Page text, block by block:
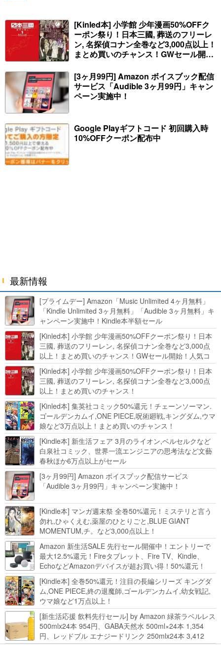
[Kinled本] 小学館 少年漫画50%OFFク
ーポン祭り！日本三國, 葬送のフリーレ
ン, 名探偵コナン全巻など3,000点以上！
まとめ買いのチャンス！GWセール開
関連本がセールに！
[3ヶ月99円] Amazon ボイスブック配信
サービス「Audible 3ヶ月99円」キャン
ペーン実施中！
Google Playギフトコード 初回購入時
10%OFFクーポン配布中
最新情報
[プライムデー] Amazon「Music Unlimited 4ヶ月無料」
「Kindle Unlimited 3ヶ月無料」「Audible 3ヶ月無料」キ
ャンペーン実施中！Kindle本半額セール
HUNTER×HUNTERなど集英社、無職転生,幼女戦記など
KADOKAWA、キャプテン翼100円セールも！
[Kinled本] 小学館 少年漫画50%OFFクーポン祭り！日本
三國, 葬送のフリーレン, 名探偵コナン全巻など3,000点
以上！まとめ買いのチャンス！GWセール開始！人気コ
ミック多数 カドカワ祭やIT関連本がセールに！
[Kinled本] 小学館 少年漫画50%OFFクーポン祭り！日本
三國, 葬送のフリーレン, 名探偵コナン全巻など3,000点
以上！まとめ買いのチャンス！
[Kinled本] 集英社コミック50%還元！チェーンソーマン.
ゴールデンカムイ,ONE PIECE,呪術廻戦,キングダム,ウマ
娘など3万点以上！まとめ買いのチャンス！
[Kindle本] 新生活フェア 3月のライオン,ベルセルクなど
白泉社コミック、世界一流エンジニアの思考法など文藝
春秋ほか6万点以上がセール
[3ヶ月99円] Amazon ボイスブック配信サービス
「Audible 3ヶ月99円」キャンペーン実施中！
[Kindle本] マンガ週末祭 全巻50%還元！ミステリと言う
勿れ,ひゃくえむ,薬屋のひとりごと,BLUE GIANT
MOMENTUM,チ。など3,000点以上！
Amazon 新生活SALE 先行セール開催中！エントリーで
最大12.5%還元！Fireタブレット、Fire TV、Kindle、
EchoなどAmazonデバイスが超お買い得！50%還元！
Kindle本 新生活フェアなど！
[Kindle本] 全巻50%還元！注目の長編シリーズ キングダ
ム,ONE PIECE,終の退魔師,ゴールデンカムイ,幼女戦記,
ウマ娘など1万点以上！
[新生活応援 飲料先行セール] by Amazon 緑茶ラベルレス
500mlx24本 954円、GABA天然水 500ml×24本 1,354
円、レッドブル エナジードリンク 250mlx24本 3,412
円、い･ろ･は･す 2L×8本 846円など飲料セール